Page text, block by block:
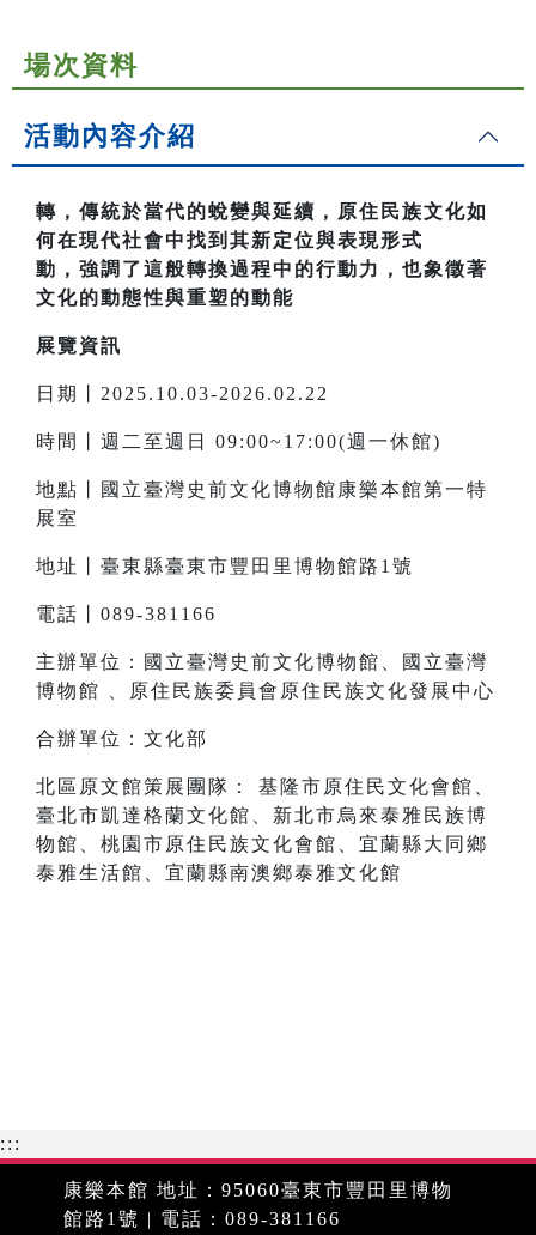
場次資料
活動內容介紹
轉，傳統於當代的蛻變與延續，原住民族文化如
何在現代社會中找到其新定位與表現形式
動，強調了這般轉換過程中的行動力，也象徵著
文化的動態性與重塑的動能
展覽資訊
日期丨2025.10.03-2026.02.22
時間丨週二至週日 09:00~17:00(週一休館)
地點丨國立臺灣史前文化博物館康樂本館第一特
展室
地址丨臺東縣臺東市豐田里博物館路1號
電話丨089-381166
主辦單位：國立臺灣史前文化博物館、國立臺灣
博物館 、原住民族委員會原住民族文化發展中心
合辦單位：文化部
北區原文館策展團隊： 基隆市原住民文化會館、
臺北市凱達格蘭文化館、新北市烏來泰雅民族博
物館、桃園市原住民族文化會館、宜蘭縣大同鄉
泰雅生活館、宜蘭縣南澳鄉泰雅文化館
:::
康樂本館 地址：95060臺東市豐田里博物
館路1號 | 電話：089-381166